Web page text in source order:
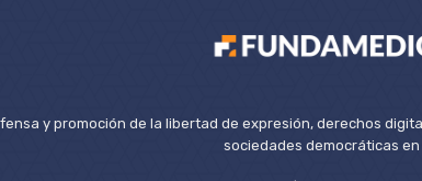
y promoción de la libertad de expresión, derechos
sociedades democráticas en